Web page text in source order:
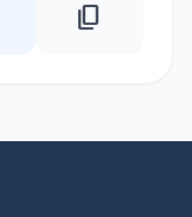
content_copy